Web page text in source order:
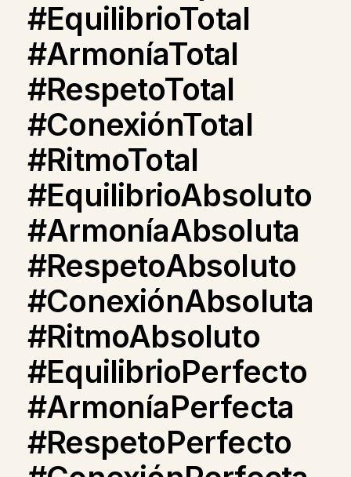
#EquilibrioTotal
#ArmoníaTotal
#RespetoTotal
#ConexiónTotal
#RitmoTotal
#EquilibrioAbsoluto
#ArmoníaAbsoluta
#RespetoAbsoluto
#ConexiónAbsoluta
#RitmoAbsoluto
#EquilibrioPerfecto
#ArmoníaPerfecta
#RespetoPerfecto